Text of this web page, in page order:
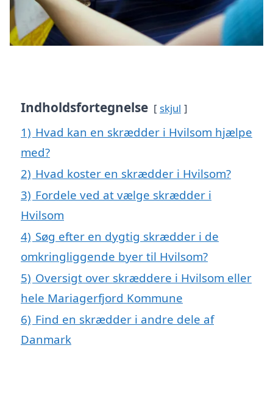
Indholdsfortegnelse skjul
1) Hvad kan en skrædder i Hvilsom hjælpe
med?
2) Hvad koster en skrædder i Hvilsom?
3) Fordele ved at vælge skrædder i
Hvilsom
4) Søg efter en dygtig skrædder i de
omkringliggende byer til Hvilsom?
5) Oversigt over skræddere i Hvilsom eller
hele Mariagerfjord Kommune
6) Find en skrædder i andre dele af
Danmark